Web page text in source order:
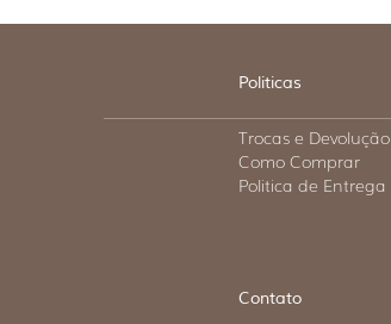
Politicas
Trocas e Devolução
Como Comprar
Politica de Entrega
Contato